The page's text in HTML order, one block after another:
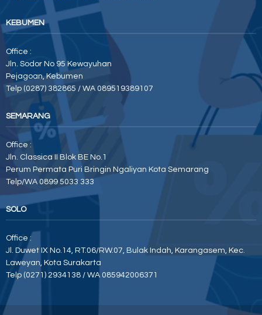
KEBUMEN
Office :
Jln. Sodor No 95 Kewayuhan
Pejagoan, Kebumen
Telp (0287) 382865 / WA 089519389107
SEMARANG
Office :
Jln. Classica II Blok BE No.1
Perum Permata Puri Bringin Ngaliyan Kota Semarang
Telp/WA 0899 5033 333
SOLO
Office :
Jl. Duwet IX No.14, RT.06/RW.07, Bulak Indah, Karangasem, Kec.
Laweyan, Kota Surakarta
Telp (0271) 2934138 / WA 085942006371